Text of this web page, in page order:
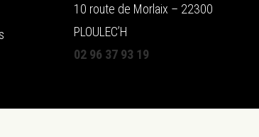
10 route de Morlaix – 22300
PLOULEC’H
02 96 37 93 19